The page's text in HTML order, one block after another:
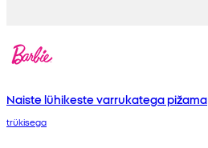
Naiste lühikeste varrukatega pižama
trükisega